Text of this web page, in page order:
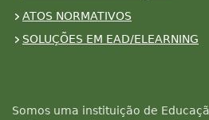
ATOS NORMATIVOS
SOLUÇÕES EM EAD/ELEARNING
Somos uma instituição de